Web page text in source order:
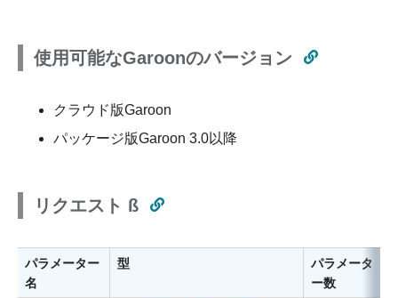
使用可能なGaroonのバージョン
クラウド版Garoon
パッケージ版Garoon 3.0以降
リクエスト ß
パラメーター
名
型
パラメータ
ー数